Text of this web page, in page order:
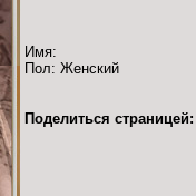
Имя:
Пол: Женский
Поделиться страницей: